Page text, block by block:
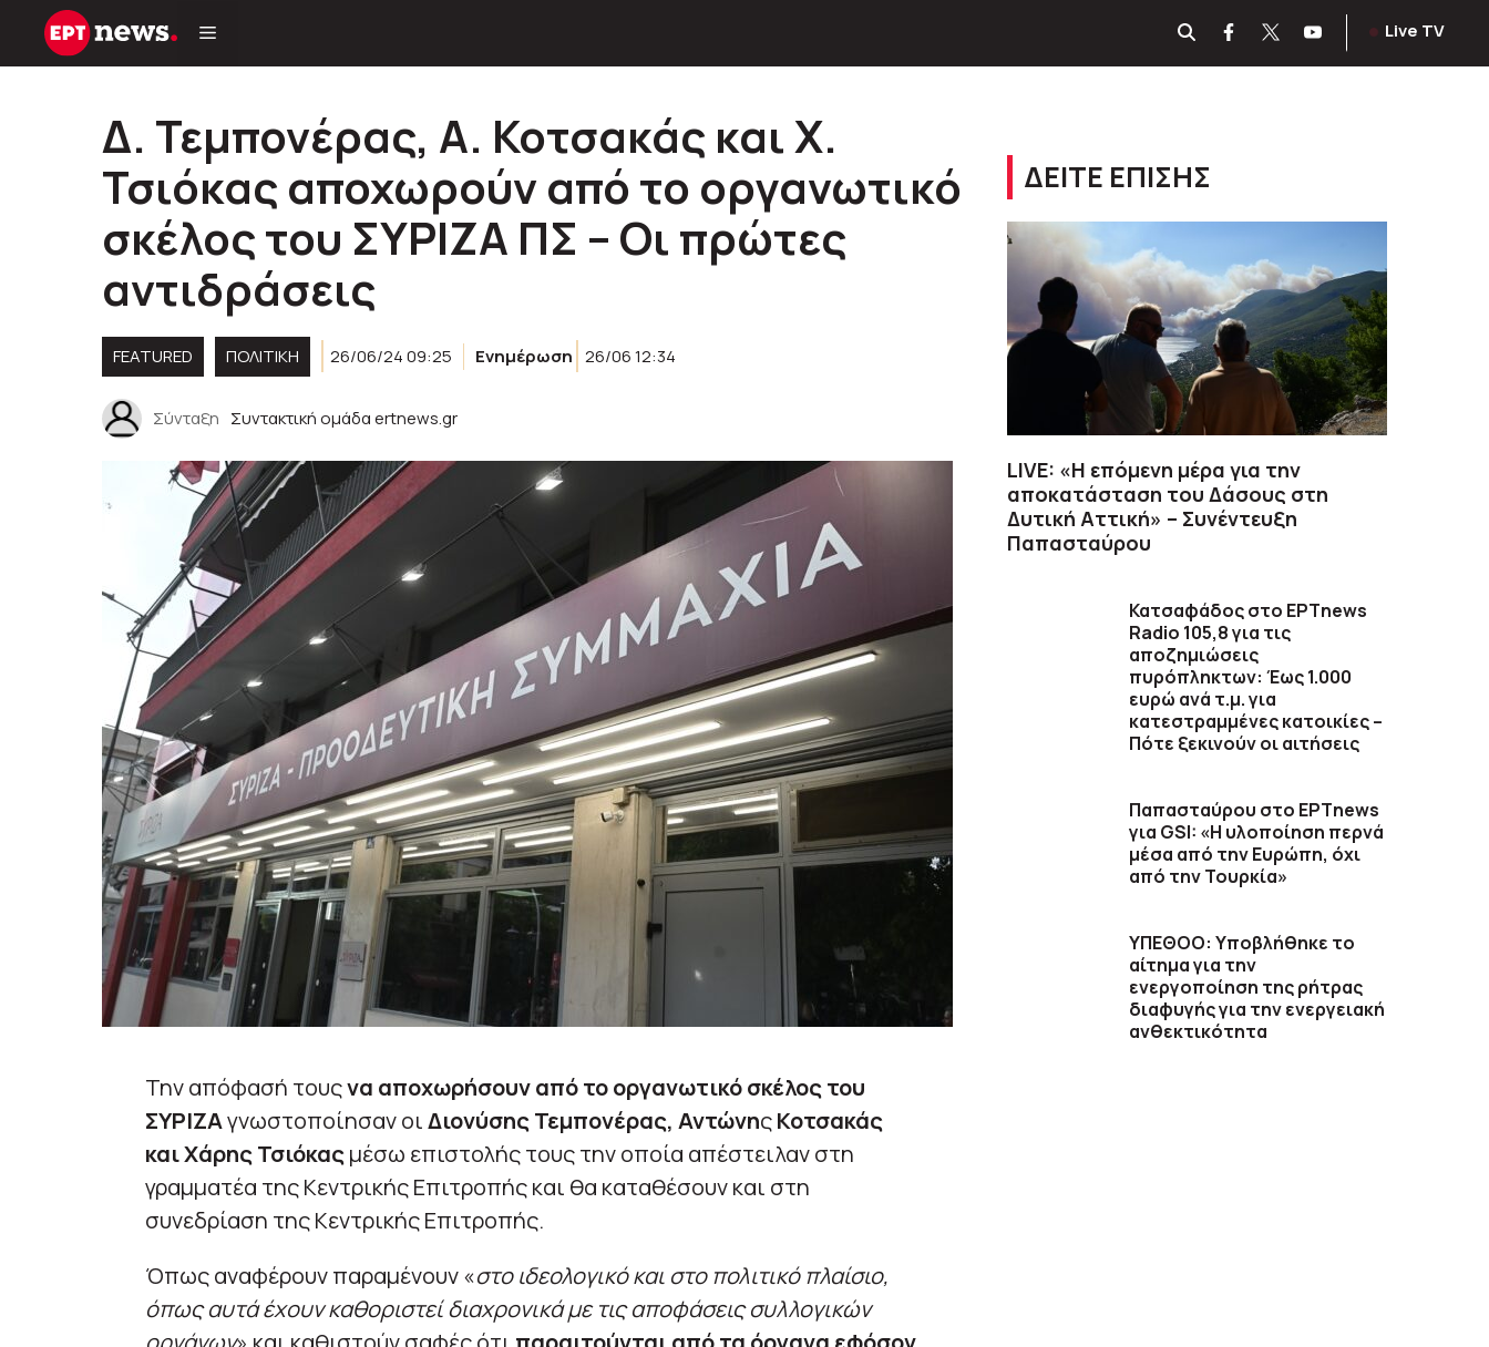
Μετάβαση
Live TV
Δ. Τεμπονέρας, Α. Κοτσακάς και Χ.
Τσιόκας αποχωρούν από το οργανωτικό
σκέλος του ΣΥΡΙΖΑ ΠΣ – Οι πρώτες
αντιδράσεις
FEATURED ΠΟΛΙΤΙΚΉ 26/06/24 09:25 Ενημέρωση 26/06 12:34
Σύνταξη Συντακτική ομάδα ertnews.gr
Την απόφασή τουςνα αποχωρήσουν από το οργανωτικό σκέλος του
ΣΥΡΙΖΑγνωστοποίησαν οιΔιονύσης Τεμπονέρας, ΑντώνηςΚοτσακάς
και Χάρης Τσιόκαςμέσω επιστολής τους την οποία απέστειλαν στη
γραμματέα της Κεντρικής Επιτροπής και θα καταθέσουν και στη
συνεδρίαση της Κεντρικής Επιτροπής.
Όπως αναφέρουν παραμένουν «στο ιδεολογικό και στο πολιτικό πλαίσιο,
όπως αυτά έχουν καθοριστεί διαχρονικά με τις αποφάσεις συλλογικών
ΔΕΙΤΕ ΕΠΙΣΗΣ
LIVE: «Η επόμενη μέρα για την
αποκατάσταση του Δάσους στη
Δυτική Αττική» – Συνέντευξη
Παπασταύρου
Κατσαφάδος στο ΕΡΤnews
Radio 105,8 για τις
αποζημιώσεις
πυρόπληκτων: Έως 1.000
ευρώ ανά τ.μ. για
κατεστραμμένες κατοικίες –
Πότε ξεκινούν οι αιτήσεις
Παπασταύρου στο ΕΡΤnews
για GSI: «Η υλοποίηση περνά
μέσα από την Ευρώπη, όχι
από την Τουρκία»
ΥΠΕΘΟΟ: Υποβλήθηκε το
αίτημα για την
ενεργοποίηση της ρήτρας
διαφυγής για την ενεργειακή
ανθεκτικότητα